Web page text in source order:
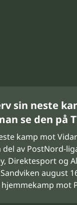
sin neste
se den på
kamp mot
del av PostNord-
Direktesport og
august
mot